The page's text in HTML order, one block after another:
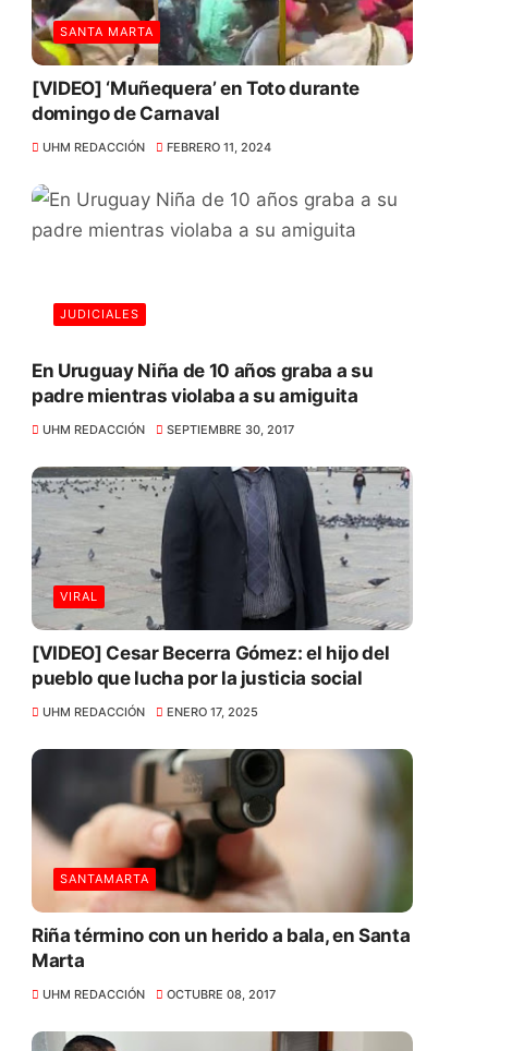
SANTA MARTA
[VIDEO] ‘Muñequera’ en Toto durante
domingo de Carnaval
UHM REDACCIÓN FEBRERO 11, 2024
JUDICIALES
En Uruguay Niña de 10 años graba a su
padre mientras violaba a su amiguita
UHM REDACCIÓN SEPTIEMBRE 30, 2017
VIRAL
[VIDEO] Cesar Becerra Gómez: el hijo del
pueblo que lucha por la justicia social
UHM REDACCIÓN ENERO 17, 2025
SANTAMARTA
Riña término con un herido a bala, en Santa
Marta
UHM REDACCIÓN OCTUBRE 08, 2017